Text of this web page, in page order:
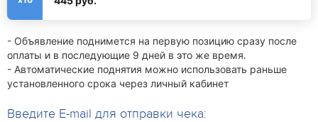
- Объявление поднимется на первую позицию сразу после
оплаты и в последующие 9 дней в это же время.
- Автоматические поднятия можно использовать раньше
установленного срока через личный кабинет
Введите E-mail для отправки чека: